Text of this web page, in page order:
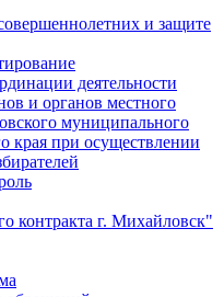
и защите
деятельности
и органов местного
муниципального
края при осуществлении
контракта г. Михайловск"